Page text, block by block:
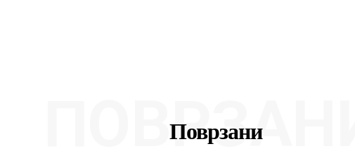
Поврзани
ПОВРЗАНИ